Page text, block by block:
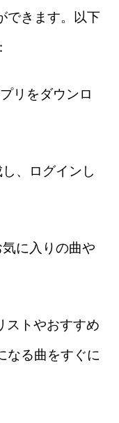
できます。以下
リをダウンロ
、ログインし
に入りの曲や
ストやおすすめ
なる曲をすぐに